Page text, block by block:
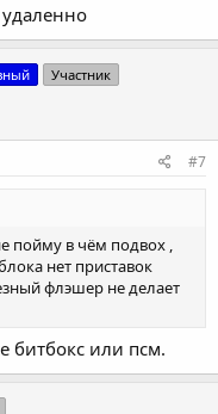
Участник
#7
пойму в чём подвох ,
нет приставок
флэшер не делает
битбокс или псм.